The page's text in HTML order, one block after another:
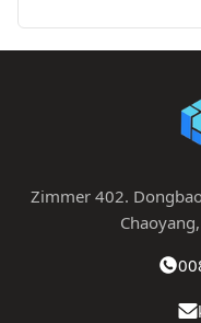
Zimmer 402.